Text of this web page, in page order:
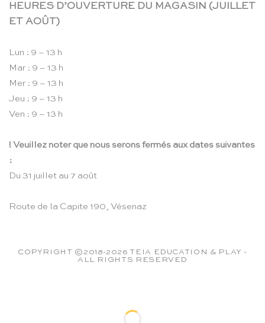
HEURES D’OUVERTURE DU MAGASIN (JUILLET
ET AOÛT)
Lun : 9 – 13 h
Mar : 9 – 13 h
Mer : 9 – 13 h
Jeu : 9 – 13 h
Ven : 9 – 13 h
! Veuillez noter que nous serons fermés aux dates suivantes
:
Du 31 juillet au 7 août
Route de la Capite 190, Vésenaz
COPYRIGHT ©2018-2026 TEIA EDUCATION & PLAY -
ALL RIGHTS RESERVED